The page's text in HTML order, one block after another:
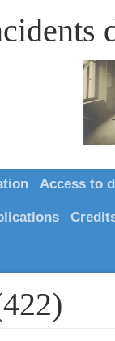
Access to